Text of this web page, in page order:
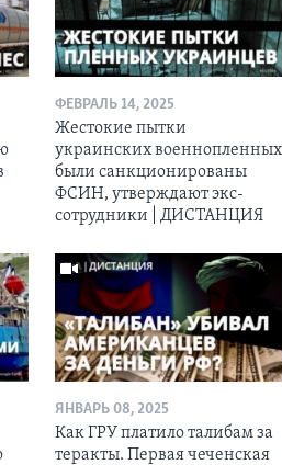
ФЕВРАЛЬ 14, 2025
Жестокие пытки
украинских военнопленных
были санкционированы
ФСИН, утверждают экс-
сотрудники | ДИСТАНЦИЯ
ЯНВАРЬ 08, 2025
Как ГРУ платило талибам за
теракты. Первая чеченская